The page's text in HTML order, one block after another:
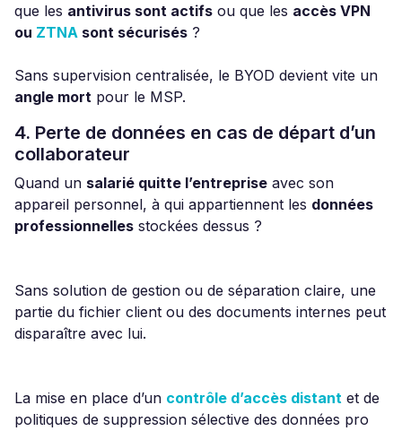
que les antivirus sont actifs ou que les accès VPN
ou ZTNA sont sécurisés ?
Sans supervision centralisée, le BYOD devient vite un
angle mort pour le MSP.
4. Perte de données en cas de départ d’un
collaborateur
Quand un salarié quitte l’entreprise avec son
appareil personnel, à qui appartiennent les données
professionnelles stockées dessus ?
Sans solution de gestion ou de séparation claire, une
partie du fichier client ou des documents internes peut
disparaître avec lui.
La mise en place d’un contrôle d’accès distant et de
politiques de suppression sélective des données pro